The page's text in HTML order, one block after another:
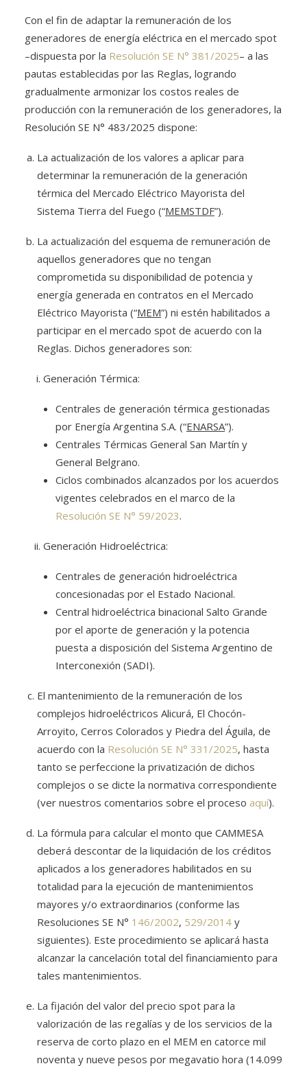
Con el fin de adaptar la remuneración de los
generadores de energía eléctrica en el mercado spot
–dispuesta por la Resolución SE N° 381/2025– a las
pautas establecidas por las Reglas, logrando
gradualmente armonizar los costos reales de
producción con la remuneración de los generadores, la
Resolución SE N° 483/2025 dispone:
La actualización de los valores a aplicar para
determinar la remuneración de la generación
térmica del Mercado Eléctrico Mayorista del
Sistema Tierra del Fuego (“MEMSTDF”).
La actualización del esquema de remuneración de
aquellos generadores que no tengan
comprometida su disponibilidad de potencia y
energía generada en contratos en el Mercado
Eléctrico Mayorista (“MEM”) ni estén habilitados a
participar en el mercado spot de acuerdo con la
Reglas. Dichos generadores son:
Generación Térmica:
Centrales de generación térmica gestionadas
por Energía Argentina S.A. (“ENARSA”).
Centrales Térmicas General San Martín y
General Belgrano.
Ciclos combinados alcanzados por los acuerdos
vigentes celebrados en el marco de la
Resolución SE N° 59/2023.
Generación Hidroeléctrica:
Centrales de generación hidroeléctrica
concesionadas por el Estado Nacional.
Central hidroeléctrica binacional Salto Grande
por el aporte de generación y la potencia
puesta a disposición del Sistema Argentino de
Interconexión (SADI).
El mantenimiento de la remuneración de los
complejos hidroeléctricos Alicurá, El Chocón-
Arroyito, Cerros Colorados y Piedra del Águila, de
acuerdo con la Resolución SE N° 331/2025, hasta
tanto se perfeccione la privatización de dichos
complejos o se dicte la normativa correspondiente
(ver nuestros comentarios sobre el proceso aquí).
La fórmula para calcular el monto que CAMMESA
deberá descontar de la liquidación de los créditos
aplicados a los generadores habilitados en su
totalidad para la ejecución de mantenimientos
mayores y/o extraordinarios (conforme las
Resoluciones SE N° 146/2002, 529/2014 y
siguientes). Este procedimiento se aplicará hasta
alcanzar la cancelación total del financiamiento para
tales mantenimientos.
La fijación del valor del precio spot para la
valorización de las regalías y de los servicios de la
reserva de corto plazo en el MEM en catorce mil
noventa y nueve pesos por megavatio hora (14.099